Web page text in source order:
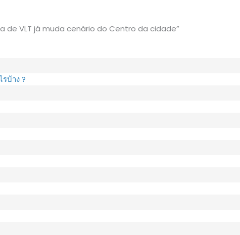
de VLT já muda cenário do Centro da cidade”
บ้าง ?